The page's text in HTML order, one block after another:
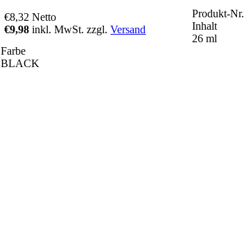
€8,32Netto
€9,98inkl. MwSt. zzgl.Versand
Produkt-Nr.
Inhalt
26 ml
Farbe
BLACK